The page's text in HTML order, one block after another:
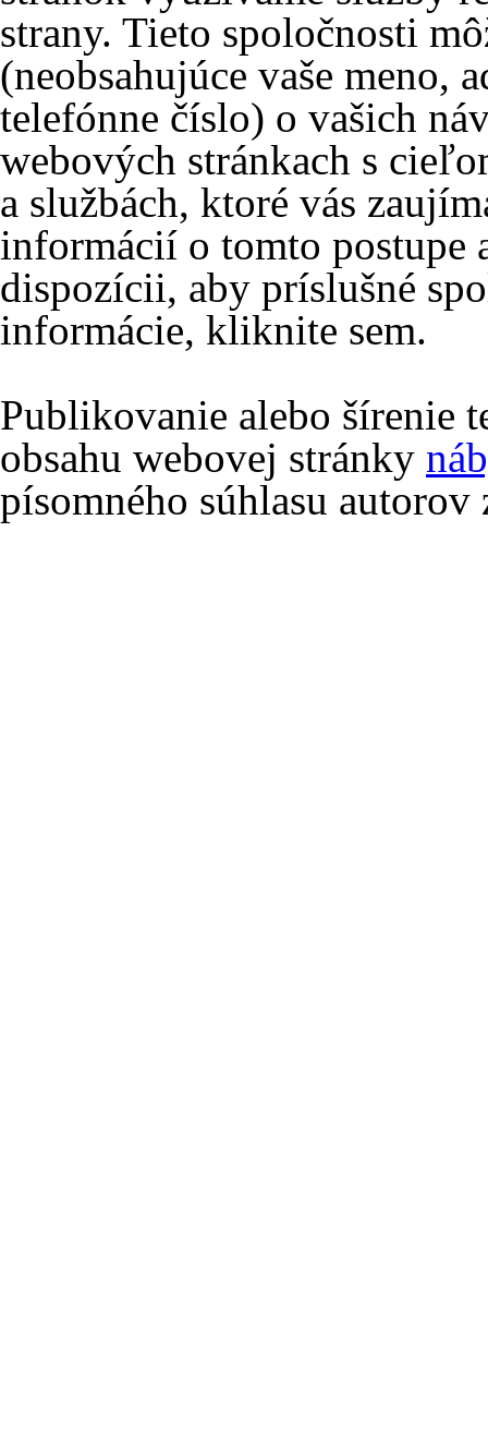
strany. Tieto spoločnosti
(neobsahujúce vaše meno,
telefónne číslo) o vašich
webových stránkach s
a službách, ktoré vás
informácií o tomto postupe
dispozícii, aby príslušné
informácie, kliknite sem.
Publikovanie alebo šírenie
obsahu webovej stránky
písomného súhlasu autorov